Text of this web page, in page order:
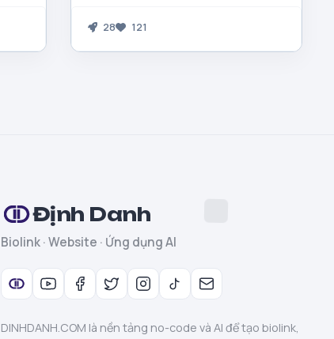
28 121
Định Danh
Biolink · Website · Ứng dụng AI
DINHDANH.COM là nền tảng no-code và AI để tạo biolink,